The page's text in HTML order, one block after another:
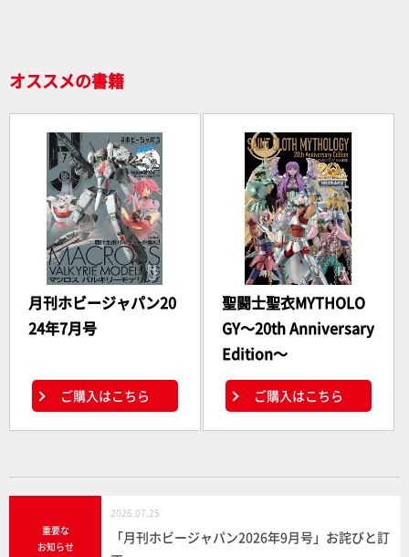
オススメの書籍
月刊ホビージャパン20
24年7月号
ご購入はこちら
聖闘士聖衣MYTHOLO
GY～20th Anniversary
Edition～
ご購入はこちら
重要な
お知らせ
2026.07.25
「月刊ホビージャパン2026年9月号」お詫びと訂